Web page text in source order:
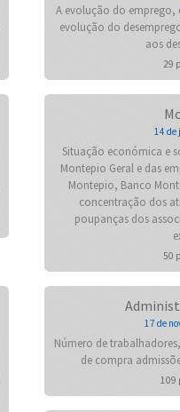
A evolução do
evolução do
aos
29
14 de
Situação económica e
Montepio Geral e das
Montepio, Banco
concentração dos
poupanças dos
50
17 de
Número de
de compra
109